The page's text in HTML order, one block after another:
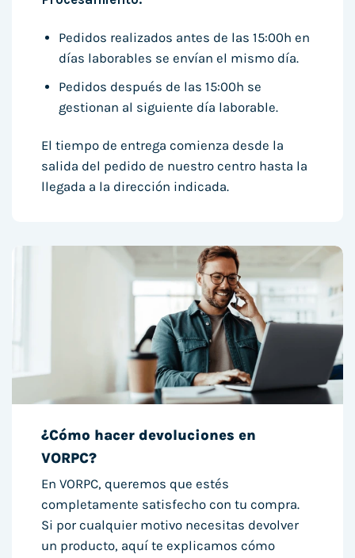
Pedidos realizados antes de las 15:00h en
días laborables se envían el mismo día.
Pedidos después de las 15:00h se
gestionan al siguiente día laborable.
El tiempo de entrega comienza desde la
salida del pedido de nuestro centro hasta la
llegada a la dirección indicada.
¿Cómo hacer devoluciones en
VORPC?
En VORPC, queremos que estés
completamente satisfecho con tu compra.
Si por cualquier motivo necesitas devolver
un producto, aquí te explicamos cómo